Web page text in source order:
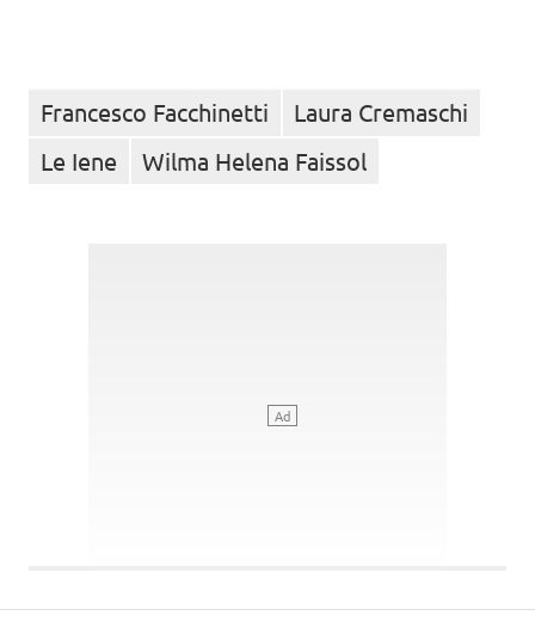
Francesco Facchinetti
Laura Cremaschi
Le Iene
Wilma Helena Faissol